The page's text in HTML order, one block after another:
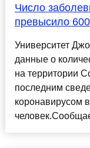
Число
превысило
Университет
данные о
на территории
последним
коронавирусом